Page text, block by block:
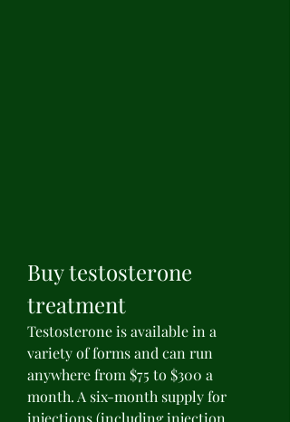
Buy testosterone
treatment
Testosterone is available in a
variety of forms and can run
anywhere from $75 to $300 a
month. A six-month supply for
injections (including injection